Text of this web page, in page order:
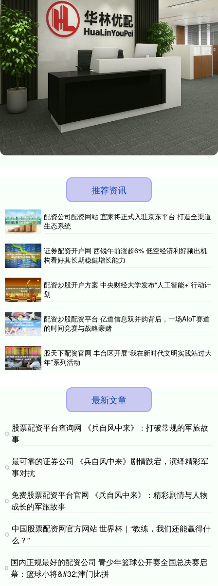
推荐资讯
配资公司配资网站 宜家将正式入驻京东平台 打造全渠道
生态系统
证券配资开户网 西锐午前涨超6% 低空经济利好频出机
构看好其长期稳健增长能力
配资炒股开户方案 中央财经大学发布“人工智能+”行动计
划
配资炒股配资平台 亿道信息双并购背后，一场AIoT赛道
的时间竞赛与战略豪赌
股天下配资官网 丰台区开展“我在新时代文明实践站过大
年”系列活动
最新文章
股票配资平台查询网 《兵自风中来》：打破常规的军旅故
事
最可靠的证券公司 《兵自风中来》剧情跌宕，演绎精彩军
事对抗
免费股票配资平台官网 《兵自风中来》：精彩剧情与人物
成长的军旅故事
中国股票配资网官方网站 世界杯｜“教练，我们还能赢得什
么？”
国内正规最好的配资公司 青少年篮球公开赛全国总决赛启
幕：篮球小将&#32;津门比拼